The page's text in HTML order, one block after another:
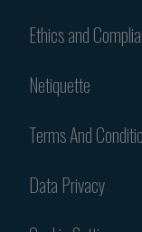
Ethics and
Netiquette
Terms And
Data Privacy